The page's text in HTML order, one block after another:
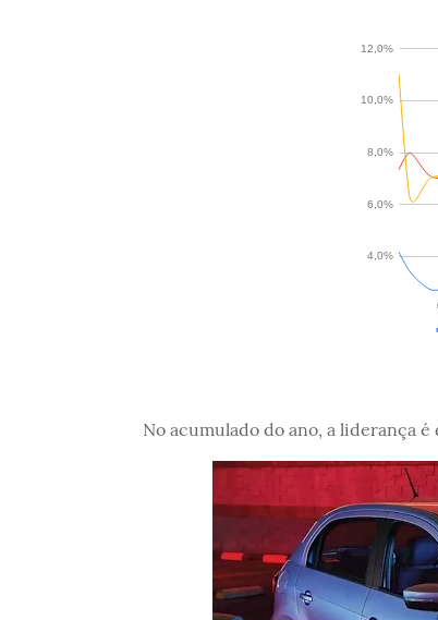
No acumulado do ano, a liderança é